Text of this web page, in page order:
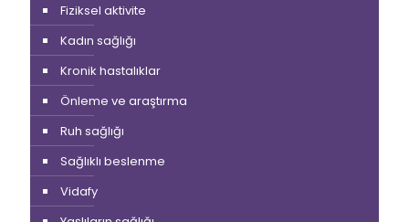
Fiziksel aktivite
Kadın sağlığı
Kronik hastalıklar
Önleme ve araştırma
Ruh sağlığı
Sağlıklı beslenme
Vidafy